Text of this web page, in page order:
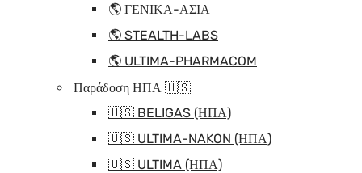
🌎 ΓΕΝΙΚΑ-ΑΣΙΑ
🌎 STEALTH-LABS
🌎 ULTIMA-PHARMACOM
Παράδοση ΗΠΑ 🇺🇸
🇺🇸 BELIGAS (ΗΠΑ)
🇺🇸 ULTIMA-NAKON (ΗΠΑ)
🇺🇸 ULTIMA (ΗΠΑ)